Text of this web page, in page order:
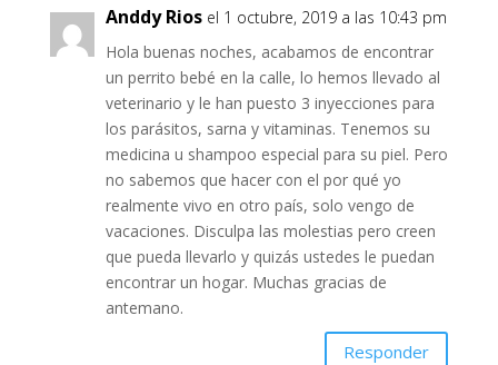
Anddy Rios el 1 octubre, 2019 a las 10:43 pm
Hola buenas noches, acabamos de encontrar
un perrito bebé en la calle, lo hemos llevado al
veterinario y le han puesto 3 inyecciones para
los parásitos, sarna y vitaminas. Tenemos su
medicina u shampoo especial para su piel. Pero
no sabemos que hacer con el por qué yo
realmente vivo en otro país, solo vengo de
vacaciones. Disculpa las molestias pero creen
que pueda llevarlo y quizás ustedes le puedan
encontrar un hogar. Muchas gracias de
antemano.
Responder